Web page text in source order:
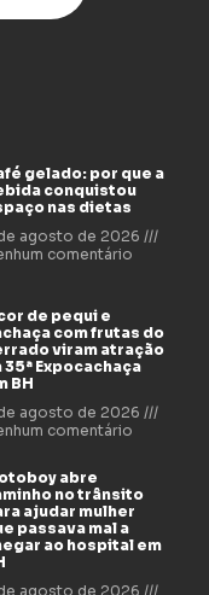
gelado: por que a
conquistou
nas dietas
agosto de 2026
comentário
de pequi e
com frutas do
viram atração
35ª Expocachaça
BH
agosto de 2026
comentário
abre
no trânsito
ajudar mulher
passava mal a
ao hospital em
agosto de 2026